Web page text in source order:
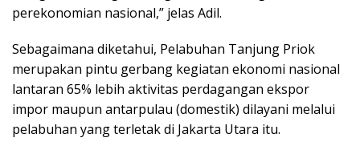
perekonomian nasional,” jelas Adil.
Sebagaimana diketahui, Pelabuhan Tanjung Priok
merupakan pintu gerbang kegiatan ekonomi nasional
lantaran 65% lebih aktivitas perdagangan ekspor
impor maupun antarpulau (domestik) dilayani melalui
pelabuhan yang terletak di Jakarta Utara itu.